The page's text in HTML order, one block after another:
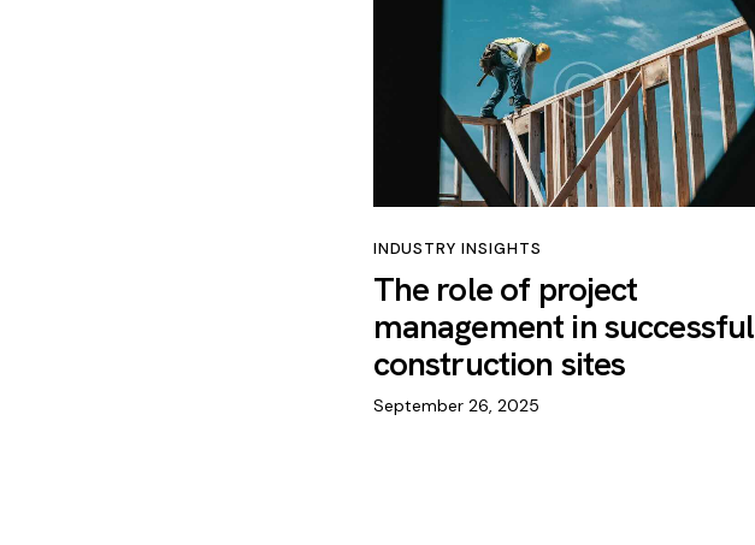
INDUSTRY INSIGHTS
The role of project
management in successful
construction sites
September 26, 2025